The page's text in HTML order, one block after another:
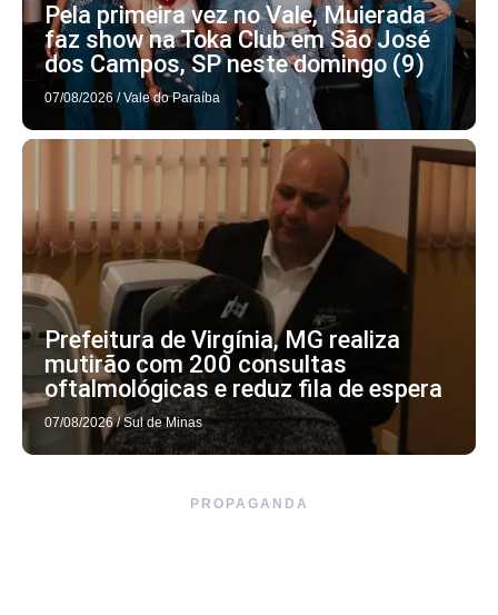
Pela primeira vez no Vale, Muierada
faz show na Toka Club em São José
dos Campos, SP neste domingo (9)
07/08/2026 / Vale do Paraíba
Prefeitura de Virgínia, MG realiza
mutirão com 200 consultas
oftalmológicas e reduz fila de espera
07/08/2026 / Sul de Minas
PROPAGANDA